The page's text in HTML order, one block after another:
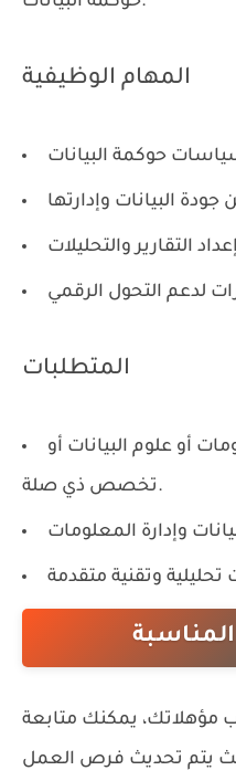
المهام الوظيفية
المتطلبات
أو علوم البيانات أو
تخصص ذي صلة.
مؤهلاتك، يمكنك متابعة
يتم تحديث فرص العمل